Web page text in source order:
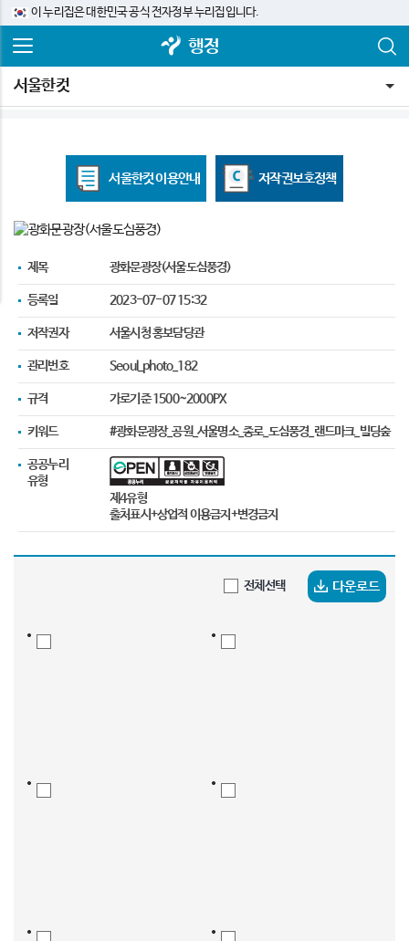
이 누리집은 대한민국 공식 전자정부 누리집입니다.
행정
서울한컷
서울한컷 이용안내 저작권보호정책
제목 광화문광장(서울도심풍경)
등록일 2023-07-07 15:32
저작권자 서울시청 홍보담당관
관리번호 Seoul_photo_182
규격 가로기준 1500~2000PX
키워드 #광화문광장_공원_서울명소_종로_도심풍경_랜드마크_빌딩숲
공공누리
유형
제4유형
출처표시+상업적 이용금지+변경금지
전체선택 다운로드